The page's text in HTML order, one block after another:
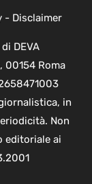
- Disclaimer
DEVA
00154 Roma
in
Non
editoriale ai